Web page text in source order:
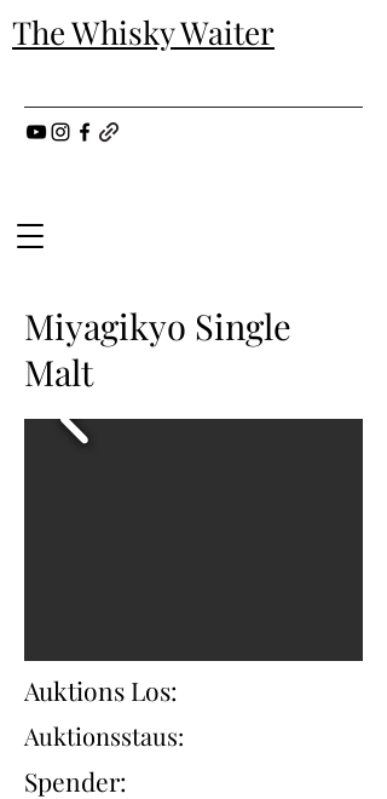
The Whisky Waiter
Miyagikyo Single
Malt
Auktions Los:
Auktionsstaus:
Spender: